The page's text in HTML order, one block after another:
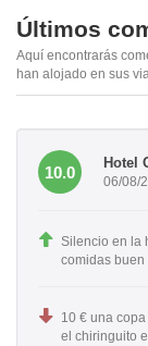
Últimos
Aquí encontrarás
han alojado en sus
10.0
Hotel
06/08/
Silencio en la
comidas buen
10 € una
el chiringuito